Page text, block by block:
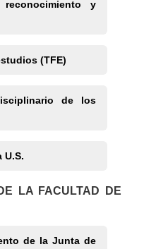
y
(TFE)
de los
U.S.
LA FACULTAD DE
de la Junta de